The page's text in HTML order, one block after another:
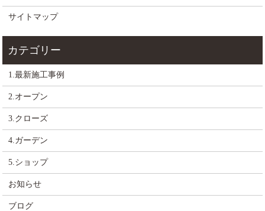
サイトマップ
1.最新施工事例
2.オープン
3.クローズ
4.ガーデン
5.ショップ
お知らせ
ブログ